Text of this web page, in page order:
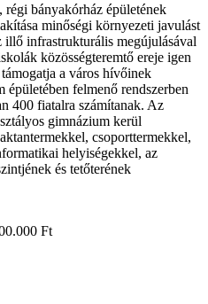
régi bányakórház épületének
minőségi környezeti javulást
illő infrastrukturális megújulásával
közösségteremtő ereje igen
a város hívőinek
épületében felmenő rendszerben
400 fiatalra számítanak. Az
gimnázium kerül
csoporttermekkel,
helyiségekkel, az
és tetőterének
Ft